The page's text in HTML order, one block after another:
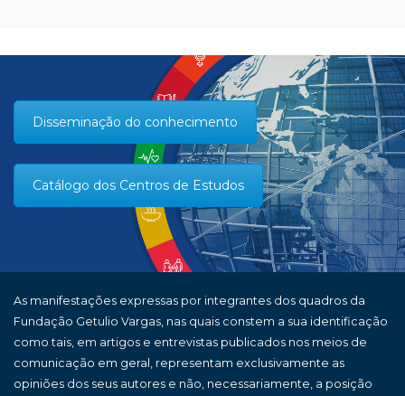
Disseminação do conhecimento
Catálogo dos Centros de Estudos
As manifestações expressas por integrantes dos quadros da
Fundação Getulio Vargas, nas quais constem a sua identificação
como tais, em artigos e entrevistas publicados nos meios de
comunicação em geral, representam exclusivamente as
opiniões dos seus autores e não, necessariamente, a posição